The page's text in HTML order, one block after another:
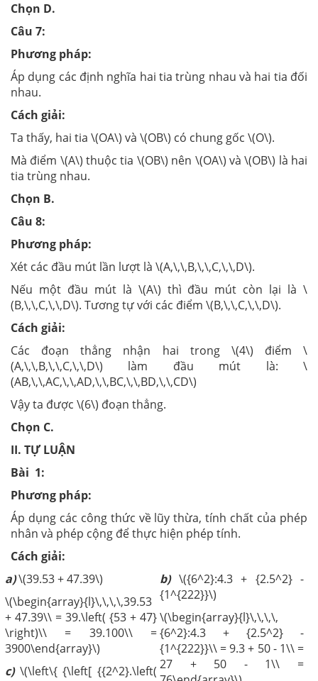
Chọn D.
Câu 7:
Phương pháp:
Áp dụng các định nghĩa hai tia trùng nhau và hai tia đối
nhau.
Cách giải:
Ta thấy, hai tia \(OA\) và \(OB\) có chung gốc \(O\).
Mà điểm \(A\) thuộc tia \(OB\) nên \(OA\) và \(OB\) là hai
tia trùng nhau.
Chọn B.
Câu 8:
Phương pháp:
Xét các đầu mút lần lượt là \(A,\,\,B,\,\,C,\,\,D\).
Nếu một đầu mút là \(A\) thì đầu mút còn lại là \
(B,\,\,C,\,\,D\). Tương tự với các điểm \(B,\,\,C,\,\,D\).
Cách giải:
Các đoạn thẳng nhận hai trong \(4\) điểm \
(A,\,\,B,\,\,C,\,\,D\) làm đầu mút là: \
(AB,\,\,AC,\,\,AD,\,\,BC,\,\,BD,\,\,CD\)
Vậy ta được \(6\) đoạn thẳng.
Chọn C.
II. TỰ LUẬN
Bài 1:
Phương pháp:
Áp dụng các công thức về lũy thừa, tính chất của phép
nhân và phép cộng để thực hiện phép tính.
Cách giải:
a)\(39.53 + 47.39\)
\(\begin{array}{l}\,\,\,\,39.53
+ 47.39\\ = 39.\left( {53 + 47}
\right)\\ = 39.100\\ =
3900\end{array}\)
c) \(\left\{ {\left[ {{2^2}.\left(
b) \({6^2}:4.3 + {2.5^2} -
{1^{222}}\)
\(\begin{array}{l}\,\,\,\,
{6^2}:4.3 + {2.5^2} -
{1^{222}}\\ = 9.3 + 50 - 1\\ =
27 + 50 - 1\\ =